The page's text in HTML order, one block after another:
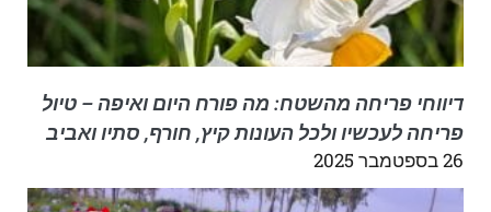
דיווחי פריחה מהשטח: מה פורח היום ואיפה – טיול
פריחה לעכשיו ולכל העונות קיץ, חורף, סתיו ואביב
26 בספטמבר 2025